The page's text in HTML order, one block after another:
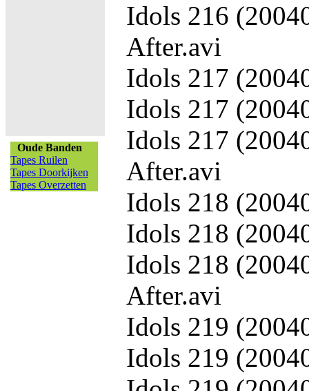
Oude Banden
Tapes Ruilen
Tapes Doorkijken
Tapes Overzetten
Idols 216
After.avi
Idols 217
Idols 217
Idols 217
After.avi
Idols 218
Idols 218
Idols 218
After.avi
Idols 219
Idols 219